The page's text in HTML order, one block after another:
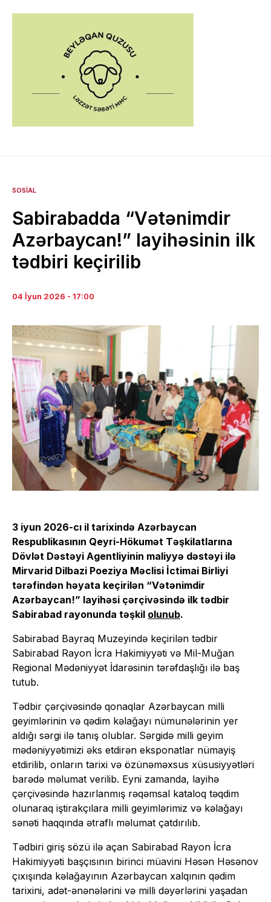
SOSIAL
Sabirabadda “Vətənimdir
Azərbaycan!” layihəsinin ilk
tədbiri keçirilib
04 İyun 2026 - 17:00
3 iyun 2026-cı il tarixində Azərbaycan
Respublikasının Qeyri-Hökumət Təşkilatlarına
Dövlət Dəstəyi Agentliyinin maliyyə dəstəyi ilə
Mirvarid Dilbazi Poeziya Məclisi İctimai Birliyi
tərəfindən həyata keçirilən “Vətənimdir
Azərbaycan!” layihəsi çərçivəsində ilk tədbir
Sabirabad rayonunda təşkil olunub.
Sabirabad Bayraq Muzeyində keçirilən tədbir
Sabirabad Rayon İcra Hakimiyyəti və Mil-Muğan
Regional Mədəniyyət İdarəsinin tərəfdaşlığı ilə baş
tutub.
Tədbir çərçivəsində qonaqlar Azərbaycan milli
geyimlərinin və qədim kəlağayı nümunələrinin yer
aldığı sərgi ilə tanış olublar. Sərgidə milli geyim
mədəniyyətimizi əks etdirən eksponatlar nümayiş
etdirilib, onların tarixi və özünəməxsus xüsusiyyətləri
barədə məlumat verilib. Eyni zamanda, layihə
çərçivəsində hazırlanmış rəqəmsal kataloq təqdim
olunaraq iştirakçılara milli geyimlərimiz və kəlağayı
sənəti haqqında ətraflı məlumat çatdırılıb.
Tədbiri giriş sözü ilə açan Sabirabad Rayon İcra
Hakimiyyəti başçısının birinci müavini Həsən Həsənov
çıxışında kəlağayının Azərbaycan xalqının qədim
tarixini, adət-ənənələrini və milli dəyərlərini yaşadan